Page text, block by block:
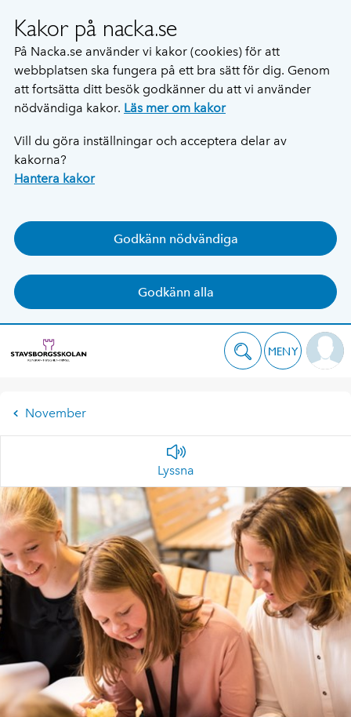
Kakor på nacka.se
På Nacka.se använder vi kakor (cookies) för att
webbplatsen ska fungera på ett bra sätt för dig. Genom
att fortsätta ditt besök godkänner du att vi använder
nödvändiga kakor. Läs mer om kakor
Vill du göra inställningar och acceptera delar av
kakorna?
Hantera kakor
Godkänn nödvändiga
Godkänn alla
MENY
November
Lyssna